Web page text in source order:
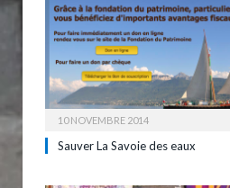
10 NOVEMBRE 2014
Sauver La Savoie des eaux